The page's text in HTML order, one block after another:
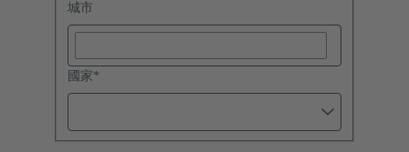
城市
國家*